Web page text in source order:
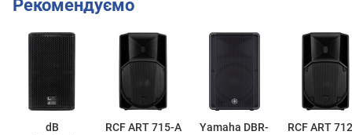
Рекомендуємо
dB
RCF ART 715-A
Yamaha DBR-
RCF ART